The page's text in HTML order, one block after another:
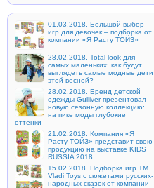
01.03.2018. Большой выбор
игр для девочек – подборка от
компании «Я Расту ТОЙЗ»
28.02.2018. Total look для
самых маленьких: как будут
выглядеть самые модные дети
этой весной?
28.02.2018. Бренд детской
одежды Gulliver презентовал
новую сезонную коллекцию:
на пике моды глубокие
оттенки
21.02.2018. Компания «Я
Расту ТОЙЗ» представит свою
продукцию на выставке KIDS
RUSSIA 2018
15.02.2018. Подборка игр ТМ
Vladi Toys с сюжетами русских-
народных сказок от компании